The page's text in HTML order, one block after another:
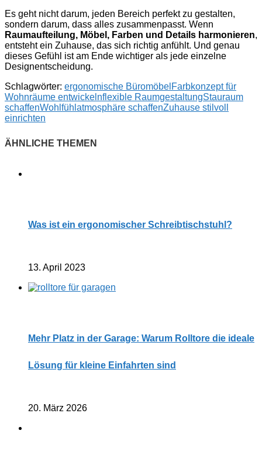
Es geht nicht darum, jeden Bereich perfekt zu gestalten,
sondern darum, dass alles zusammenpasst. Wenn
Raumaufteilung, Möbel, Farben und Details harmonieren,
entsteht ein Zuhause, das sich richtig anfühlt. Und genau
dieses Gefühl ist am Ende wichtiger als jede einzelne
Designentscheidung.
Schlagwörter: ergonomische Büromöbel Farbkonzept für
Wohnräume entwickelnflexible RaumgestaltungStauraum
schaffenWohlfühlatmosphäre schaffenZuhause stilvoll
einrichten
Was ist ein ergonomischer Schreibtischstuhl?
13. April 2023
Mehr Platz in der Garage: Warum Rolltore die ideale
Lösung für kleine Einfahrten sind
20. März 2026